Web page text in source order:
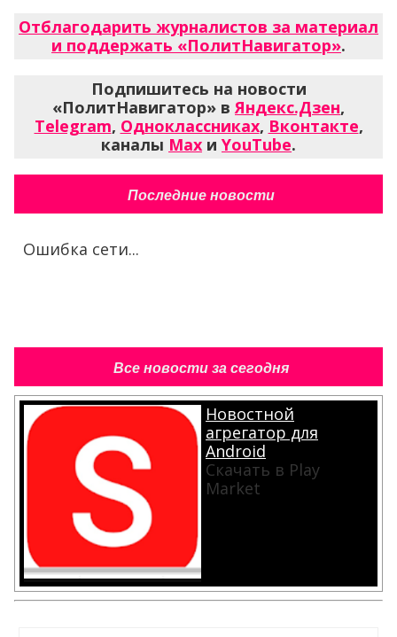
Отблагодарить журналистов за материал
и поддержать «ПолитНавигатор».
Подпишитесь на новости
«ПолитНавигатор» вЯндекс.Дзен,
Telegram, Одноклассниках, Вконтакте,
каналы Max и YouTube.
Последние новости
Ошибка сети...
Все новости за сегодня
Новостной
агрегатор для
Android
Скачать в Play
Market